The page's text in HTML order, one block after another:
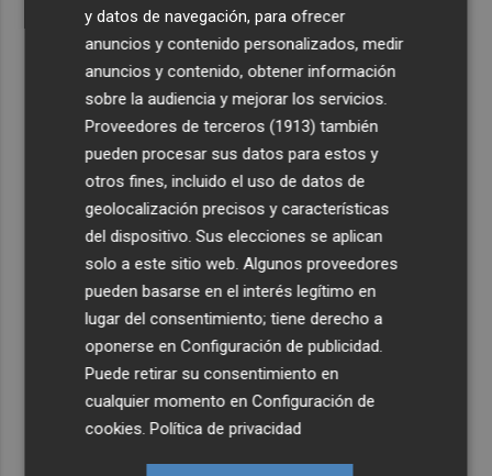
y datos de navegación, para ofrecer
anuncios y contenido personalizados, medir
anuncios y contenido, obtener información
sobre la audiencia y mejorar los servicios.
Proveedores de terceros (1913) también
pueden procesar sus datos para estos y
otros fines, incluido el uso de datos de
geolocalización precisos y características
del dispositivo. Sus elecciones se aplican
solo a este sitio web. Algunos proveedores
pueden basarse en el interés legítimo en
lugar del consentimiento; tiene derecho a
oponerse enConfiguración de publicidad.
Puede retirar su consentimiento en
cualquier momento enConfiguración de
cookies.Política de privacidad